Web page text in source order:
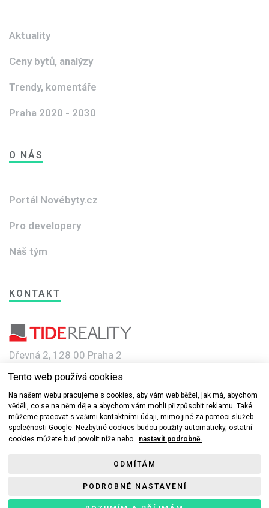
Aktuality
Ceny bytů, analýzy
Trendy, komentáře
Praha 2020 - 2030
O NÁS
Portál Novébyty.cz
Pro developery
Náš tým
KONTAKT
Dřevná 2, 128 00 Praha 2
e-mail: info@novebyty.cz
© 2019-2022 Nové byty.cz s.r.o a TIDE REALITY spol. s r.o. Všechna
Tento web používá cookies
Na našem webu pracujeme s cookies, aby vám web běžel, jak má, abychom
věděli, co se na něm děje a abychom vám mohli přizpůsobit reklamu. Také
můžeme pracovat s vašimi kontaktními údaji, mimo jiné za pomoci služeb
společnosti Google. Nezbytné cookies budou použity automaticky, ostatní
cookies můžete buď povolit níže nebo
nastavit podrobně.
ODMÍTÁM
PODROBNÉ NASTAVENÍ